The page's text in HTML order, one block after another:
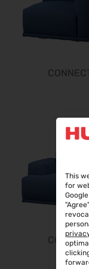
Steuerberater
Finance 2026
POWTECH 2026
Expo Real 2026
05.10.2026 -
VISION 2026
06.10.2026 -
interbad 2026
06.10.2026 -
Aluminium
06.10.2026 -
08.10.2026 -
This
for